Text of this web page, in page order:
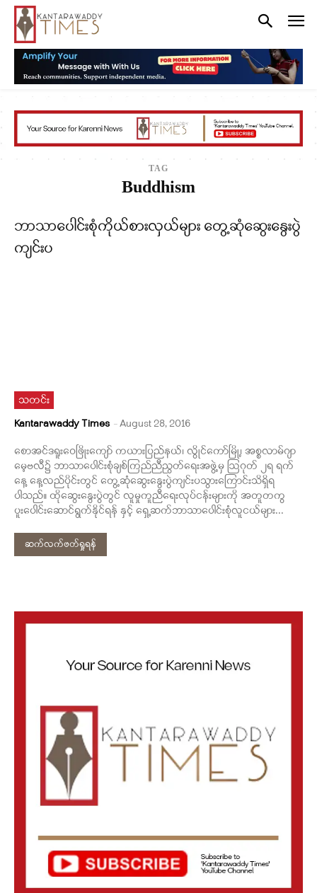
TAG
Buddhism
ဘာသာပေါင်းစုံကိုယ်စားလှယ်များ တွေ့ဆုံဆွေးနွေးပွဲ
ကျင်းပ
သတင်း
Kantarawaddy Times -August 28, 2016
စောအင်ဒရူးဝေဖြိုးကျော် ကယားပြည်နယ်၊ လွိုင်ကော်မြို့၊ အစ္စလာမ်ဂျာ
မေ့ဗလီ၌ ဘာသာပေါင်းစုံချစ်ကြည်ညီညွတ်ရေးအဖွဲ့မှ ဩဂုတ် ၂ရ ရက်
နေ့ နေ့လည်ပိုင်းတွင် တွေ့ဆုံဆွေးနွေးပွဲကျင်းပသွားကြောင်းသိရှိရ
ပါသည်။ ထိုဆွေးနွေးပွဲတွင် လူမှုကူညီရေးလုပ်ငန်းများကို အတူတကွ
ပူးပေါင်းဆောင်ရွက်နိုင်ရန် နှင့် ရှေ့ဆက်ဘာသာပေါင်းစုံလူငယ်များ...
ဆက်လက်ဖတ်ရှုရန်